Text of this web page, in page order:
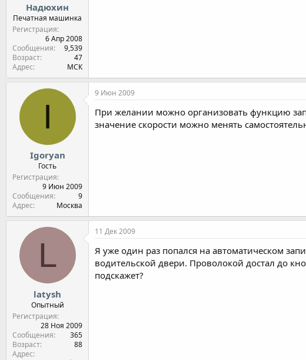
Надюхин
Печатная машинка
Регистрация
6 Апр 2008
Сообщения
9,539
Возраст
47
Адрес
МСК
I
Igoryan
Гость
Регистрация
9 Июн 2009
Сообщения
9
Адрес
Москва
9 Июн 2009
При желании можно организовать функцию
значение скорости можно менять
L
latysh
Опытный
Регистрация
28 Ноя 2009
Сообщения
365
Возраст
88
Адрес
11 Дек 2009
Я уже один раз попался на автоматическом
водительской двери. Проволокой достал до
подскажет?